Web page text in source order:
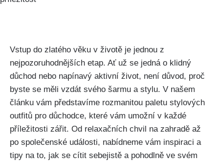
Vstup do ‌zlatého věku v⁢ životě je jednou z
nejpozoruhodnějších etap. Ať už⁢ se jedná o klidný
důchod nebo napínavý ⁢aktivní život, není důvod, proč
byste ​se měli vzdát‍ svého šarmu a stylu. ⁤V našem
článku‌ vám ‌představíme rozmanitou⁤ paletu stylových
outfitů ⁤pro‌ důchodce, ‍které vám umožní ⁤v každé
příležitosti ‍zářit. Od​ relaxačních chvil na zahradě až‌
po společenské události, nabídneme vám inspiraci a
tipy ​na to, ‌jak se cítit sebejistě a‌ pohodlně‌ ve svém